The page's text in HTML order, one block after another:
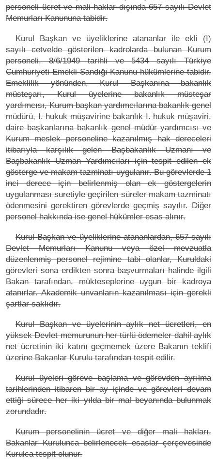
personeli ücret ve mali haklar dışında 657 sayılı Devlet
Memurları Kanununa tabidir.
Kurul Başkan ve üyeliklerine atananlar ile ekli (I)
sayılı cetvelde gösterilen kadrolarda bulunan Kurum
personeli, 8/6/1949 tarihli ve 5434 sayılı Türkiye
Cumhuriyeti Emekli Sandığı Kanunu hükümlerine tabidir.
Emeklilik yönünden, Kurul Başkanına bakanlık
müsteşarı, Kurul üyelerine bakanlık müsteşar
yardımcısı, Kurum başkan yardımcılarına bakanlık genel
müdürü, I. hukuk müşavirine bakanlık I. hukuk müşaviri,
daire başkanlarına bakanlık genel müdür yardımcısı ve
Kurum meslek personeline kazanılmış hak dereceleri
itibarıyla karşılık gelen Başbakanlık Uzmanı ve
Başbakanlık Uzman Yardımcıları için tespit edilen ek
gösterge ve makam tazminatı uygulanır. Bu görevlerde 1
inci derece için belirlenmiş olan ek göstergelerin
uygulanması suretiyle geçirilen süreler makam tazminatı
ödenmesini gerektiren görevlerde geçmiş sayılır. Diğer
personel hakkında ise genel hükümler esas alınır.
Kurul Başkan ve üyeliklerine atananlardan, 657 sayılı
Devlet Memurları Kanunu veya özel mevzuatla
düzenlenmiş personel rejimine tabi olanlar, Kuruldaki
görevleri sona erdikten sonra başvurmaları halinde ilgili
Bakan tarafından, mükteseplerine uygun bir kadroya
atanırlar. Akademik unvanların kazanılması için gerekli
şartlar saklıdır.
Kurul Başkan ve üyelerinin aylık net ücretleri, en
yüksek Devlet memurunun her türlü ödemeler dahil aylık
net ücretinin iki katını geçmemek üzere Bakanın teklifi
üzerine Bakanlar Kurulu tarafından tespit edilir.
Kurul üyeleri göreve başlama ve görevden ayrılma
tarihlerinden itibaren bir ay içinde ve görevleri devam
ettiği sürece her iki yılda bir mal beyanında bulunmak
zorundadır.
Kurum personelinin ücret ve diğer mali hakları,
Bakanlar Kurulunca belirlenecek esaslar çerçevesinde
Kurulca tespit olunur.